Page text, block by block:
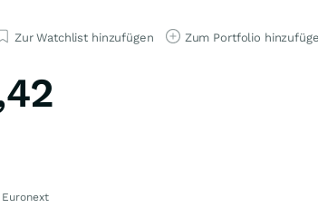
Zur Watchlist hinzufügen Zum Portfolio
Euronext